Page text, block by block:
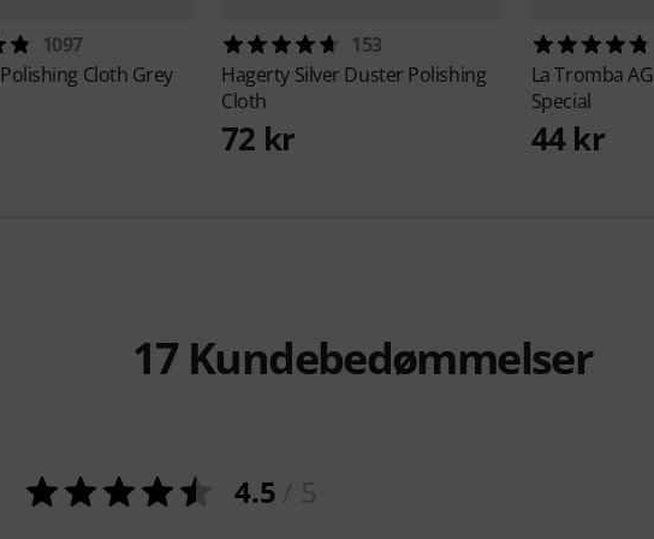
1097
Polishing Cloth Grey
153
Hagerty Silver Duster Polishing
Cloth
72 kr
La Tromba AG
Special
44 kr
17Kundebedømmelser
4.5